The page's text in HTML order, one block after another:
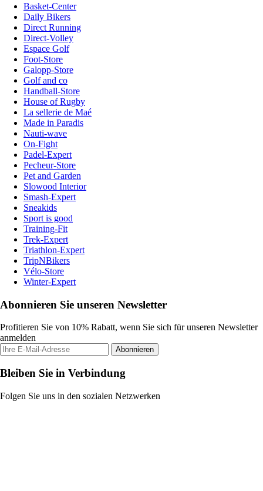
Basket-Center
Daily Bikers
Direct Running
Direct-Volley
Espace Golf
Foot-Store
Galopp-Store
Golf and co
Handball-Store
House of Rugby
La sellerie de Maé
Made in Paradis
Nauti-wave
On-Fight
Padel-Expert
Pecheur-Store
Pet and Garden
Slowood Interior
Smash-Expert
Sneakids
Sport is good
Training-Fit
Trek-Expert
Triathlon-Expert
TripNBikers
Vélo-Store
Winter-Expert
Abonnieren Sie unseren Newsletter
Profitieren Sie von 10% Rabatt, wenn Sie sich für unseren Newsletter
anmelden
Abonnieren
Bleiben Sie in Verbindung
Folgen Sie uns in den sozialen Netzwerken